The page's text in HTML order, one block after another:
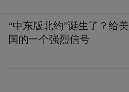
“中东版北约”诞生了？给美
国的一个强烈信号